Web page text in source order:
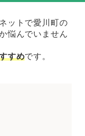
ットで愛川町の
悩んでいません
すめです。